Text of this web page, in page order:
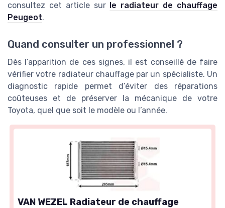
consultez cet article sur
le radiateur de chauffage
Peugeot.
Quand consulter un professionnel ?
Dès l’apparition de ces signes, il est conseillé de faire
vérifier votre radiateur chauffage par un spécialiste. Un
diagnostic rapide permet d’éviter des réparations
coûteuses et de préserver la mécanique de votre
Toyota, quel que soit le modèle ou l’année.
VAN WEZEL Radiateur de chauffage